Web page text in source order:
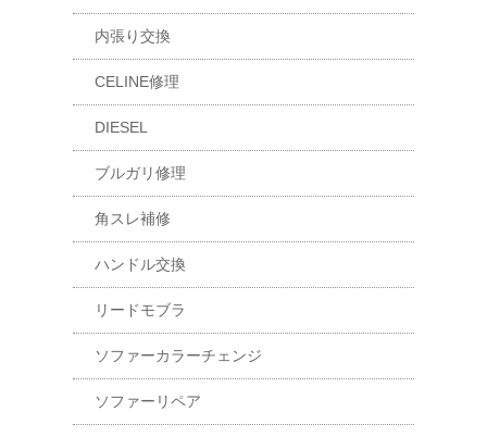
内張り交換
CELINE修理
DIESEL
ブルガリ修理
角スレ補修
ハンドル交換
リードモブラ
ソファーカラーチェンジ
ソファーリペア